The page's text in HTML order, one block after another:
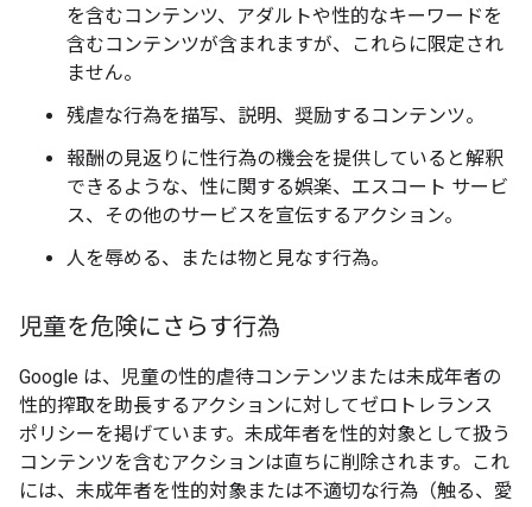
を含むコンテンツ、アダルトや性的なキーワードを
含むコンテンツが含まれますが、これらに限定され
ません。
残虐な行為を描写、説明、奨励するコンテンツ。
報酬の見返りに性行為の機会を提供していると解釈
できるような、性に関する娯楽、エスコート サービ
ス、その他のサービスを宣伝するアクション。
人を辱める、または物と見なす行為。
児童を危険にさらす行為
Google は、児童の性的虐待コンテンツまたは未成年者の
性的搾取を助長するアクションに対してゼロトレランス
ポリシーを掲げています。未成年者を性的対象として扱う
コンテンツを含むアクションは直ちに削除されます。これ
には、未成年者を性的対象または不適切な行為（触る、愛